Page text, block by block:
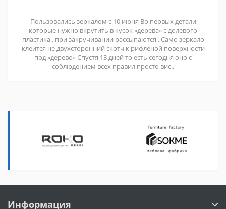
Пользовались зеркалом с 10 июня Во первых детали
которые нужно вкрутить в кусок «дерева» с долевого
пластика , при закручивании рассыпаются . Само зеркало
клеится не двухсторонний скотч к рифленой поверхности
под «дерево» Спустя 13 дней то есть сегодня оно с
соблюдением всех правил просто вис..
Информация